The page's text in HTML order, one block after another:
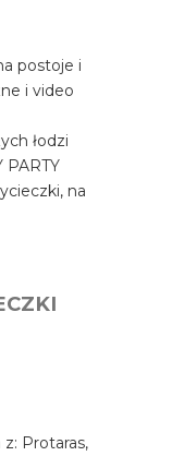
postoje i
i video
łodzi
PARTY
na
Protaras,